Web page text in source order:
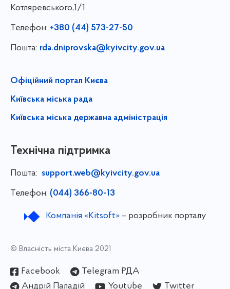
Котляревського,1/1
Телефон: +380 (44) 573-27-50
Пошта: rda.dniprovska@kyivcity.gov.ua
Офіційний портал Києва
Київська міська рада
Київська міська державна адміністрація
Технічна підтримка
Пошта: support.web@kyivcity.gov.ua
Телефон: (044) 366-80-13
Компанія «Kitsoft»– розробник порталу
© Власність міста Києва 2021
Facebook
Telegram РДА
Андрій Паладій
Youtube Twitter